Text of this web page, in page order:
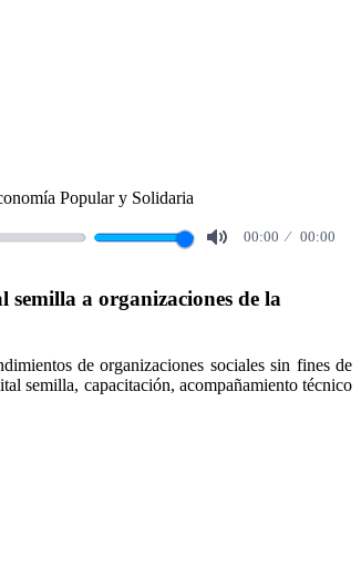
00:00 00:00
a organizaciones de la
de organizaciones sociales sin fines de
semilla, capacitación, acompañamiento técnico